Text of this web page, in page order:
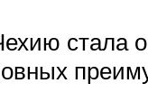
стала